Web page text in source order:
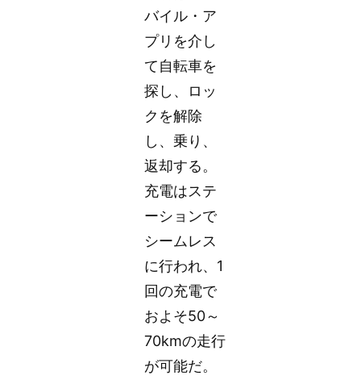
バイル・ア
プリを介し
て自転車を
探し、ロッ
クを解除
し、乗り、
返却する。
充電はステ
ーションで
シームレス
に行われ、1
回の充電で
およそ50～
70kmの走行
が可能だ。